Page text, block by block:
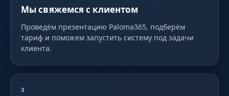
Мы свяжемся с клиентом
Проведём презентацию Paloma365, подберём
тариф и поможем запустить систему под задачи
клиента.
3